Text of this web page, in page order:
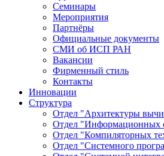
Семинары
Мероприятия
Партнёры
Официальные документы
СМИ об ИСП РАН
Вакансии
Фирменный стиль
Контакты
Инновации
Структура
Отдел "Архитектуры
Отдел "Информационных
Отдел "Компиляторных
Отдел "Системного